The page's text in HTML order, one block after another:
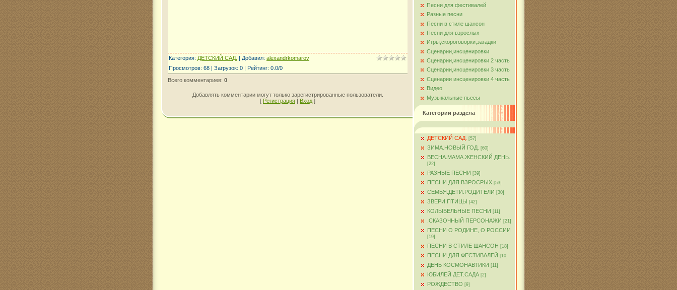
Категория: ДЕТСКИЙ САД. | Добавил: alexandrkomarov
Просмотров: 68 | Загрузок: 0 | Рейтинг: 0.0/0
Всего комментариев: 0
Добавлять комментарии могут только зарегистрированные пользователи.
[ Регистрация | Вход ]
Песни для фестивалей
Разные песни
Песни в стиле шансон
Песни для взрослых
Игры,скороговорки,загадки
Сценарии,инсценировки
Сценарии,инсценировки 2 часть
Сценарии,инсценировки 3 часть
Сценарии инсценировки 4 часть
Видео
Музыкальные пьесы
Категории раздела
ДЕТСКИЙ САД. [57]
ЗИМА.НОВЫЙ ГОД. [60]
ВЕСНА.МАМА.ЖЕНСКИЙ ДЕНЬ.
[22]
РАЗНЫЕ ПЕСНИ [39]
ПЕСНИ ДЛЯ ВЗРОСРЫХ [53]
СЕМЬЯ.ДЕТИ.РОДИТЕЛИ [30]
ЗВЕРИ.ПТИЦЫ [42]
КОЛЫБЕЛЬНЫЕ ПЕСНИ [11]
.СКАЗОЧНЫЙ ПЕРСОНАЖИ [21]
ПЕСНИ О РОДИНЕ, О РОССИИ
[19]
ПЕСНИ В СТИЛЕ ШАНСОН [18]
ПЕСНИ ДЛЯ ФЕСТИВАЛЕЙ [10]
ДЕНЬ КОСМОНАВТИКИ [11]
ЮБИЛЕЙ ДЕТ.САДА [2]
РОЖДЕСТВО [9]